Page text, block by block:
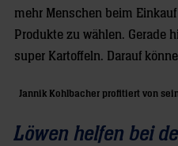
mehr Menschen beim
Produkte zu wählen. Gerade
super Kartoffeln. Darauf
Jannik Kohlbacher profitiert von
Löwen helfen bei